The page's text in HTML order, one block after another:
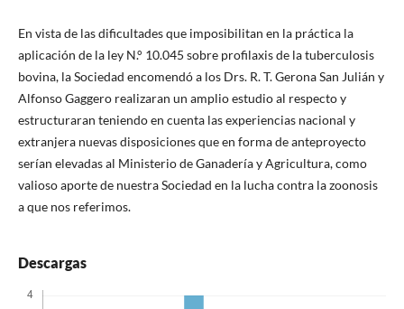
En vista de las dificultades que imposibilitan en la práctica la
aplicación de la ley N.° 10.045 sobre profilaxis de la tuberculosis
bovina, la Sociedad encomendó a los Drs. R. T. Gerona San Julián y
Alfonso Gaggero realizaran un amplio estudio al respecto y
estructuraran teniendo en cuenta las experiencias nacional y
extranjera nuevas disposiciones que en forma de anteproyecto
serían elevadas al Ministerio de Ganadería y Agricultura, como
valioso aporte de nuestra Sociedad en la lucha contra la zoonosis
a que nos referimos.
Descargas